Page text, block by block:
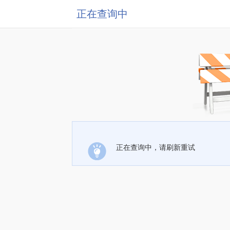
正在查询中
正在查询中，请刷新重试